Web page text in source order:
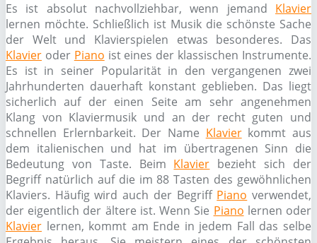
Es ist absolut nachvollziehbar, wenn jemand Klavier
lernen möchte. Schließlich ist Musik die schönste Sache
der Welt und Klavierspielen etwas besonderes. Das
Klavier oder Piano ist eines der klassischen Instrumente.
Es ist in seiner Popularität in den vergangenen zwei
Jahrhunderten dauerhaft konstant geblieben. Das liegt
sicherlich auf der einen Seite am sehr angenehmen
Klang von Klaviermusik und an der recht guten und
schnellen Erlernbarkeit. Der Name Klavierkommt aus
dem italienischen und hat im übertragenen Sinn die
Bedeutung von Taste. Beim Klavier bezieht sich der
Begriff natürlich auf die im 88 Tasten des gewöhnlichen
Klaviers. Häufig wird auch der Begriff Piano verwendet,
der eigentlich der ältere ist. Wenn Sie Piano lernen oder
Klavier lernen, kommt am Ende in jedem Fall das selbe